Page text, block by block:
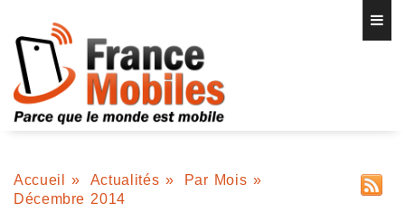
Accueil » Actualités » Par Mois »
Décembre 2014